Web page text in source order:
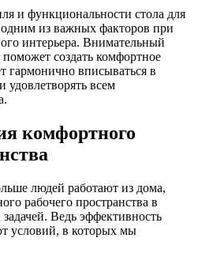
и функциональности стола для
из важных факторов при
интерьера. Внимательный
создать комфортное
гармонично вписываться в
всем
комфортного
людей работают из дома,
рабочего пространства в
Ведь эффективность
условий, в которых мы